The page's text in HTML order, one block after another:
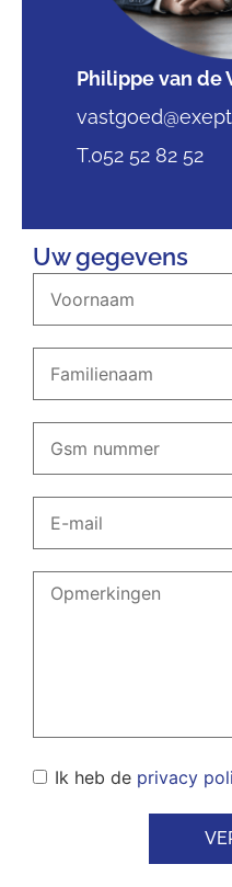
Philippe van de
T.052 52 82 52
Uw gegevens
Ik heb de privacy